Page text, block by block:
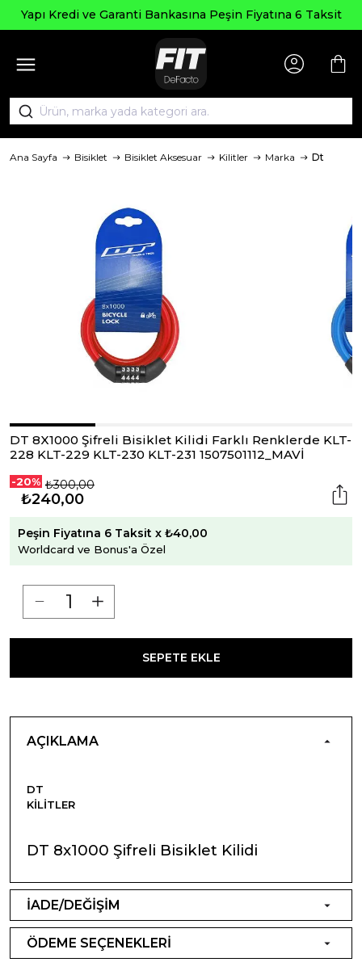
Yapı Kredi ve Garanti Bankasına Peşin Fiyatına 6 Taksit
Ana Sayfa Bisiklet Bisiklet Aksesuar Kilitler Marka Dt
DT 8X1000 Şifreli Bisiklet Kilidi Farklı Renklerde KLT-
228 KLT-229 KLT-230 KLT-231 1507501112_MAVİ
-20% ₺300,00
₺240,00
Peşin Fiyatına 6 Taksit x ₺40,00
Worldcard ve Bonus'a Özel
SEPETE EKLE
AÇIKLAMA
DT
KILITLER
DT 8x1000 Şifreli Bisiklet Kilidi
İADE/DEĞİŞİM
ÖDEME SEÇENEKLERİ